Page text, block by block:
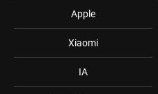
Apple
Xiaomi
IA